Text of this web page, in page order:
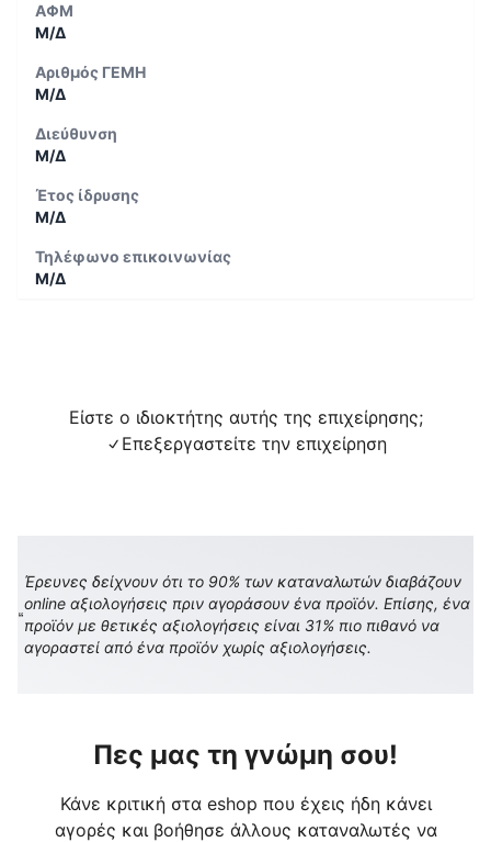
ΑΦΜ
Μ/Δ
Αριθμός ΓΕΜΗ
Μ/Δ
Διεύθυνση
Μ/Δ
Έτος ίδρυσης
Μ/Δ
Τηλέφωνο επικοινωνίας
Μ/Δ
Είστε ο ιδιοκτήτης αυτής της επιχείρησης;
Επεξεργαστείτε την επιχείρηση
Έρευνες δείχνουν ότι το 90% των καταναλωτών διαβάζουν
online αξιολογήσεις πριν αγοράσουν ένα προϊόν. Επίσης, ένα
προϊόν με θετικές αξιολογήσεις είναι 31% πιο πιθανό να
αγοραστεί από ένα προϊόν χωρίς αξιολογήσεις.
Πες μας τη γνώμη σου!
Κάνε κριτική στα eshop που έχεις ήδη κάνει
αγορές και βοήθησε άλλους καταναλωτές να